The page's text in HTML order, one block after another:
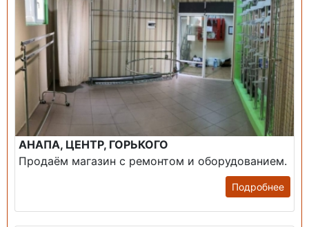
АНАПА, ЦЕНТР, ГОРЬКОГО
Продаём магазин с ремонтом и оборудованием.
Подробнее